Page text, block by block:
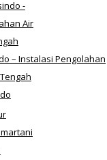
– Instalasi Pengolahan